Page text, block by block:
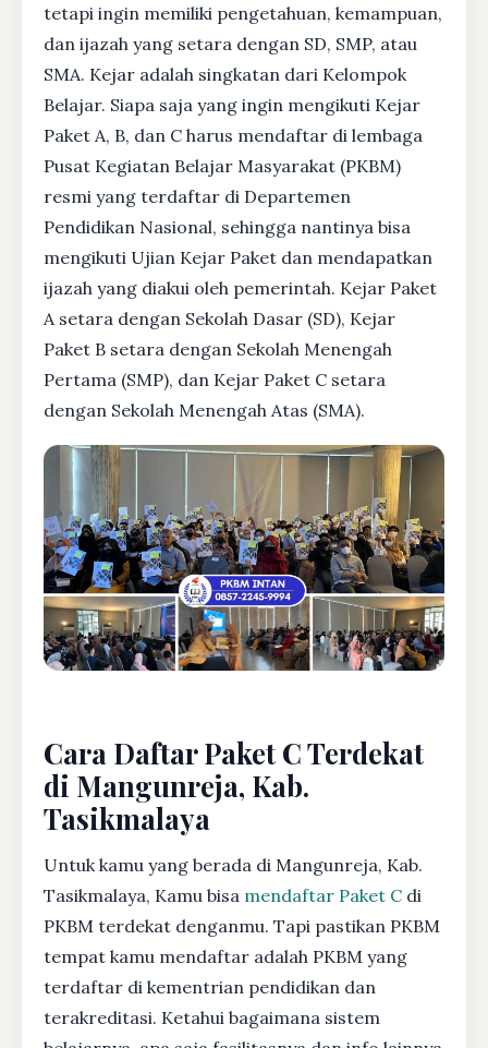
tetapi ingin memiliki pengetahuan, kemampuan,
dan ijazah yang setara dengan SD, SMP, atau
SMA. Kejar adalah singkatan dari Kelompok
Belajar. Siapa saja yang ingin mengikuti Kejar
Paket A, B, dan C harus mendaftar di lembaga
Pusat Kegiatan Belajar Masyarakat (PKBM)
resmi yang terdaftar di Departemen
Pendidikan Nasional, sehingga nantinya bisa
mengikuti Ujian Kejar Paket dan mendapatkan
ijazah yang diakui oleh pemerintah. Kejar Paket
A setara dengan Sekolah Dasar (SD), Kejar
Paket B setara dengan Sekolah Menengah
Pertama (SMP), dan Kejar Paket C setara
dengan Sekolah Menengah Atas (SMA).
Cara Daftar Paket C Terdekat
di Mangunreja, Kab.
Tasikmalaya
Untuk kamu yang berada di Mangunreja, Kab.
Tasikmalaya, Kamu bisa mendaftar Paket C di
PKBM terdekat denganmu. Tapi pastikan PKBM
tempat kamu mendaftar adalah PKBM yang
terdaftar di kementrian pendidikan dan
terakreditasi. Ketahui bagaimana sistem